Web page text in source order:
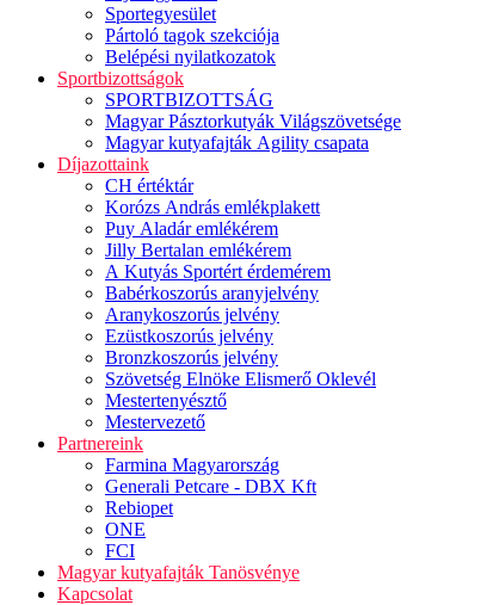
Sportegyesület
Pártoló tagok szekciója
Belépési nyilatkozatok
Sportbizottságok
SPORTBIZOTTSÁG
Magyar Pásztorkutyák Világszövetsége
Magyar kutyafajták Agility csapata
Díjazottaink
CH értéktár
Korózs András emlékplakett
Puy Aladár emlékérem
Jilly Bertalan emlékérem
A Kutyás Sportért érdemérem
Babérkoszorús aranyjelvény
Aranykoszorús jelvény
Ezüstkoszorús jelvény
Bronzkoszorús jelvény
Szövetség Elnöke Elismerő Oklevél
Mestertenyésztő
Mestervezető
Partnereink
Farmina Magyarország
Generali Petcare - DBX Kft
Rebiopet
ONE
FCI
Magyar kutyafajták Tanösvénye
Kapcsolat